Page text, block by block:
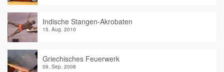
Indische Stangen-Akrobaten
15. Aug. 2010
Griechisches Feuerwerk
09. Sep. 2008